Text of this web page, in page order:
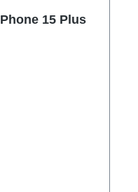
15 Plus